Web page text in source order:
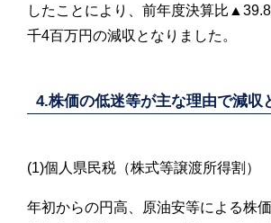
したことにより、前年度決算比
千4百万円の減収となりました。
4.株価の低迷等が主な理由で減収
(1)個人県民税（株式等譲渡所得割）
年初からの円高、原油安等による株